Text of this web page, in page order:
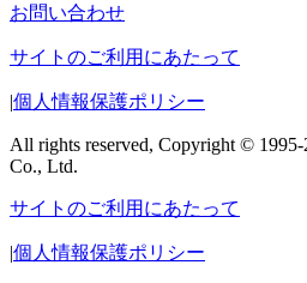
お問い合わせ
サイトのご利用にあたって
|個人情報保護ポリシー
All rights reserved, Copyright ©
Co., Ltd.
サイトのご利用にあたって
|個人情報保護ポリシー